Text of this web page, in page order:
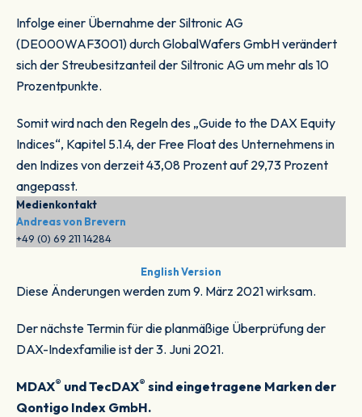
Infolge einer Übernahme der Siltronic AG
(DE000WAF3001) durch GlobalWafers GmbH verändert
sich der Streubesitzanteil der Siltronic AG um mehr als 10
Prozentpunkte.
Somit wird nach den Regeln des „Guide to the DAX Equity
Indices“, Kapitel 5.1.4, der Free Float des Unternehmens in
den Indizes von derzeit 43,08 Prozent auf 29,73 Prozent
angepasst.
Medienkontakt
Andreas von Brevern
+49 (0) 69 211 14284
English Version
Diese Änderungen werden zum 9. März 2021 wirksam.
Der nächste Termin für die planmäßige Überprüfung der
DAX-Indexfamilie ist der 3. Juni 2021.
MDAX® und TecDAX® sind eingetragene Marken der
Qontigo Index GmbH.